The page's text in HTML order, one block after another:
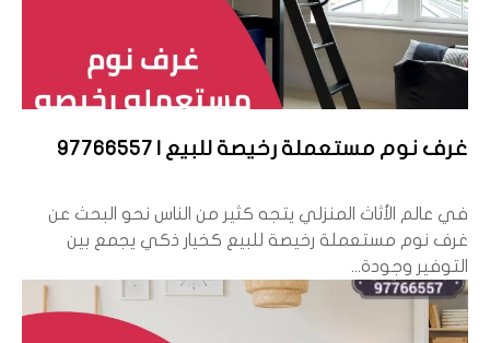
غرف نوم مستعملة رخيصة للبيع | 97766557
في عالم الأثاث المنزلي يتجه كثير من الناس نحو البحث عن
غرف نوم مستعملة رخيصة للبيع كخيار ذكي يجمع بين
التوفير وجودة...